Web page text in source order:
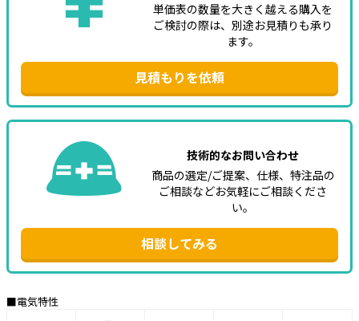
単価表の数量を大きく越える購入を
ご検討の際は、別途お見積りも承り
ます。
見積もりを依頼
技術的なお問い合わせ
商品の選定/ご提案、仕様、特注品の
ご相談などお気軽にご相談くださ
い。
相談してみる
■電気特性